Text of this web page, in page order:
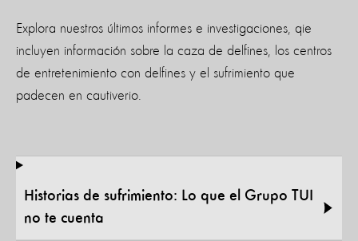
Explora nuestros últimos informes e investigaciones, qie
incluyen información sobre la caza de delfines, los centros
de entretenimiento con delfines y el sufrimiento que
padecen en cautiverio.
Historias de sufrimiento: Lo que el Grupo TUI
no te cuenta